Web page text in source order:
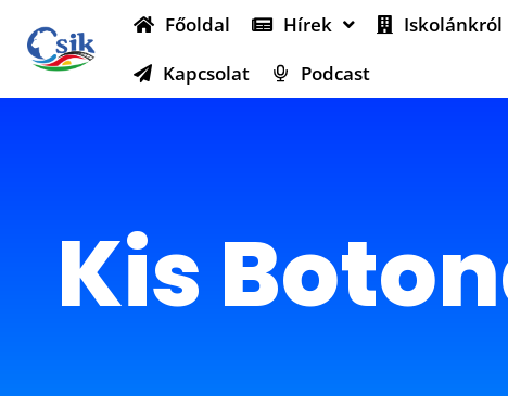
Főoldal Hírek Iskolánkról
Kapcsolat
Podcast
Kis